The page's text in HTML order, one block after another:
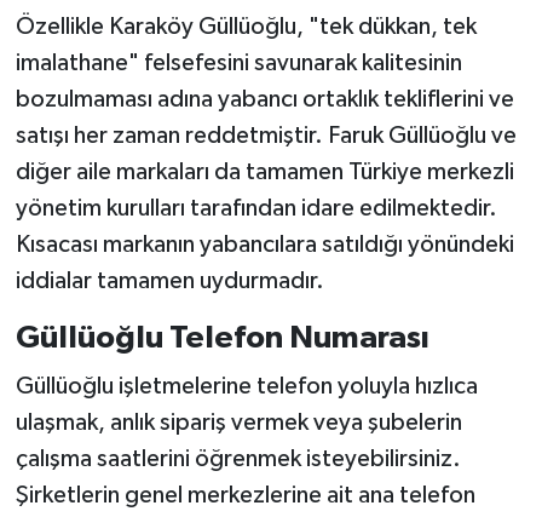
Özellikle Karaköy Güllüoğlu, "tek dükkan, tek
imalathane" felsefesini savunarak kalitesinin
bozulmaması adına yabancı ortaklık tekliflerini ve
satışı her zaman reddetmiştir. Faruk Güllüoğlu ve
diğer aile markaları da tamamen Türkiye merkezli
yönetim kurulları tarafından idare edilmektedir.
Kısacası markanın yabancılara satıldığı yönündeki
iddialar tamamen uydurmadır.
Güllüoğlu Telefon Numarası
Güllüoğlu işletmelerine telefon yoluyla hızlıca
ulaşmak, anlık sipariş vermek veya şubelerin
çalışma saatlerini öğrenmek isteyebilirsiniz.
Şirketlerin genel merkezlerine ait ana telefon